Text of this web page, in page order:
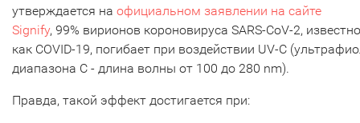
утверждается на официальном заявлении на сайте
Signify, 99% вирионов короновируса SARS-CoV-2,
как COVID-19, погибает при воздействии UV-C
диапазона С - длина волны от 100 до 280 nm).
Правда, такой эффект достигается при: